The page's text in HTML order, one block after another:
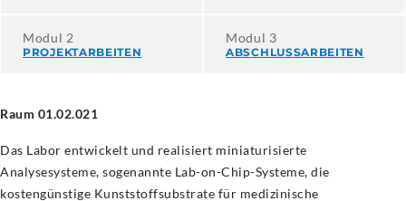
Modul 2
PROJEKTARBEITEN
Modul 3
ABSCHLUSSARBEITEN
Raum 01.02.021
Das Labor entwickelt und realisiert miniaturisierte
Analysesysteme, sogenannte Lab-on-Chip-Systeme, die
kostengünstige Kunststoffsubstrate für medizinische